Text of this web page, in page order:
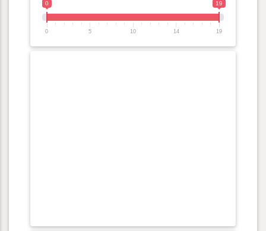
0 19
0 5 10 14 19